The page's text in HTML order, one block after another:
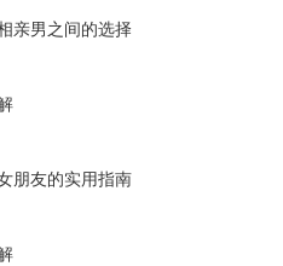
亲男之间的选择
朋友的实用指南